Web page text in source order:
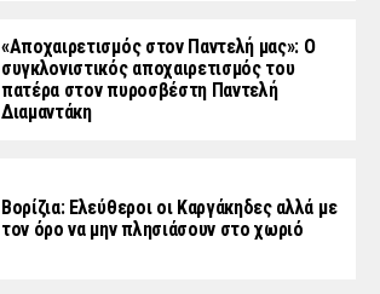
«Aποχαιρετισμός στον Παντελή μας»: Ο
συγκλονιστικός αποχαιρετισμός του
πατέρα στον πυροσβέστη Παντελή
Διαμαντάκη
Βορίζια: Ελεύθεροι οι Καργάκηδες αλλά με
τον όρο να μην πλησιάσουν στο χωριό